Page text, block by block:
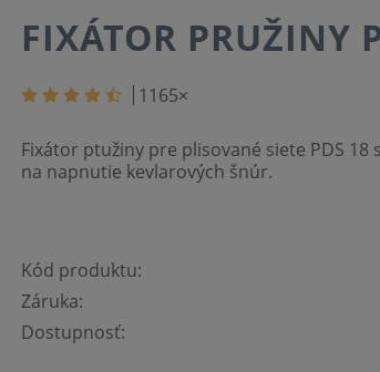
FIXÁTOR PRUŽINY
1165×
Fixátor ptužiny pre plisované siete PDS
na napnutie kevlarových šnúr.
Kód produktu:
Záruka:
Dostupnosť: